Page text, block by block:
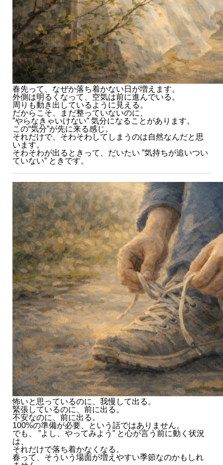
春先って、なぜか落ち着かない日が増えます。
外側は明るくなって、空気は前に進んでいる。
周りも動き出しているように見える。
だからこそ、まだ整っていないのに、
”やらなきゃいけない” 気分になることがあります。
この“気分”が先に来る感じ。
それだけで、そわそわしてしまうのは自然なんだと思
います。
そわそわが出るときって、だいたい ”気持ちが追いつい
ていない” ときです。
怖いと思っているのに、我慢して出る。
緊張しているのに、前に出る。
不安なのに、前に出る。
100%の準備が必要、という話ではありません。
でも、 ”よし、やってみよう” と心が言う前に動く状況
は、
それだけで落ち着かなくなる。
春って、そういう場面が増えやすい季節なのかもしれ